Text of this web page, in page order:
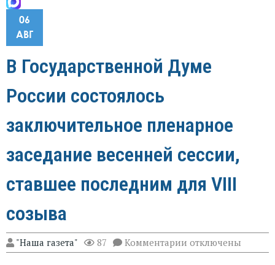
06
АВГ
В Государственной Думе
России состоялось
заключительное пленарное
заседание весенней сессии,
ставшее последним для VIII
созыва
"Наша газета" 87 Комментарии к
записи
отключены